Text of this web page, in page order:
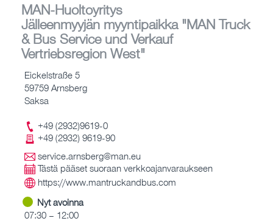
MAN-Huoltoyritys
Jälleenmyyjän myyntipaikka"MAN Truck
& Bus Service und Verkauf
Vertriebsregion West"
Eickelstraße 5
59759 Arnsberg
Saksa
+49 (2932)9619-0
+49 (2932) 9619-90
service.arnsberg@man.eu
Tästä pääset suoraan verkkoajanvaraukseen
https://www.mantruckandbus.com
Nyt avoinna
07:30 – 12:00